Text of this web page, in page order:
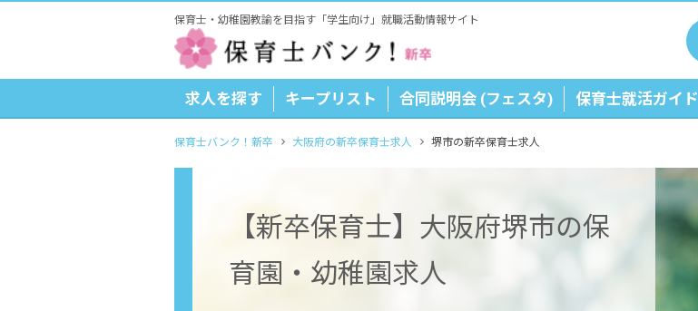
保育士・幼稚園教諭を目指す「学生向け」就職活動情報サイト
求人を探す キープリスト 合同説明会 (フェスタ) 保育士就活ガイド
保育士バンク！新卒 大阪府の新卒保育士求人 堺市の新卒保育士求人
【新卒保育士】大阪府堺市の保
育園・幼稚園求人